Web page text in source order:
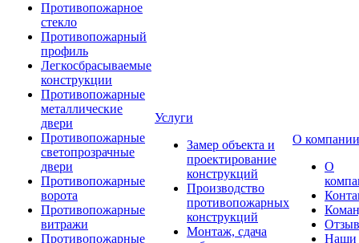
Противопожарное
стекло
Противопожарный
профиль
Легкосбрасываемые
конструкции
Противопожарные
металлические
двери
Противопожарные
светопрозрачные
двери
Противопожарные
ворота
Противопожарные
витражи
Противопожарные
Услуги
Замер объекта и
проектирование
конструкций
Производство
противопожарных
конструкций
Монтаж, сдача
О компании
О
Наши